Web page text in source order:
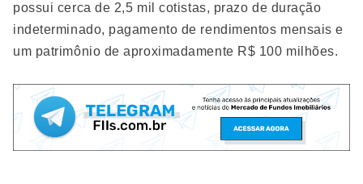
possui cerca de 2,5 mil cotistas, prazo de duração
indeterminado, pagamento de rendimentos mensais e
um patrimônio de aproximadamente R$ 100 milhões.